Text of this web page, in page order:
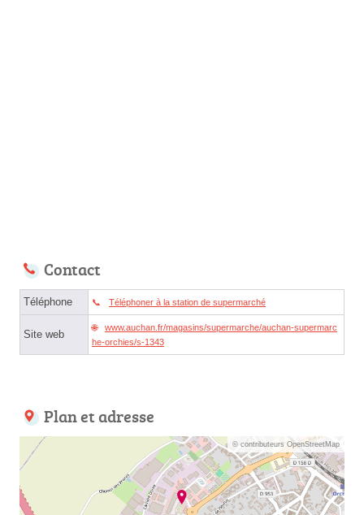
Contact
Téléphone Téléphoner à la station de supermarché
Site web
www.auchan.fr/magasins/supermarche/auchan-supermarc
he-orchies/s-1343
Plan et adresse
© contributeurs OpenStreetMap